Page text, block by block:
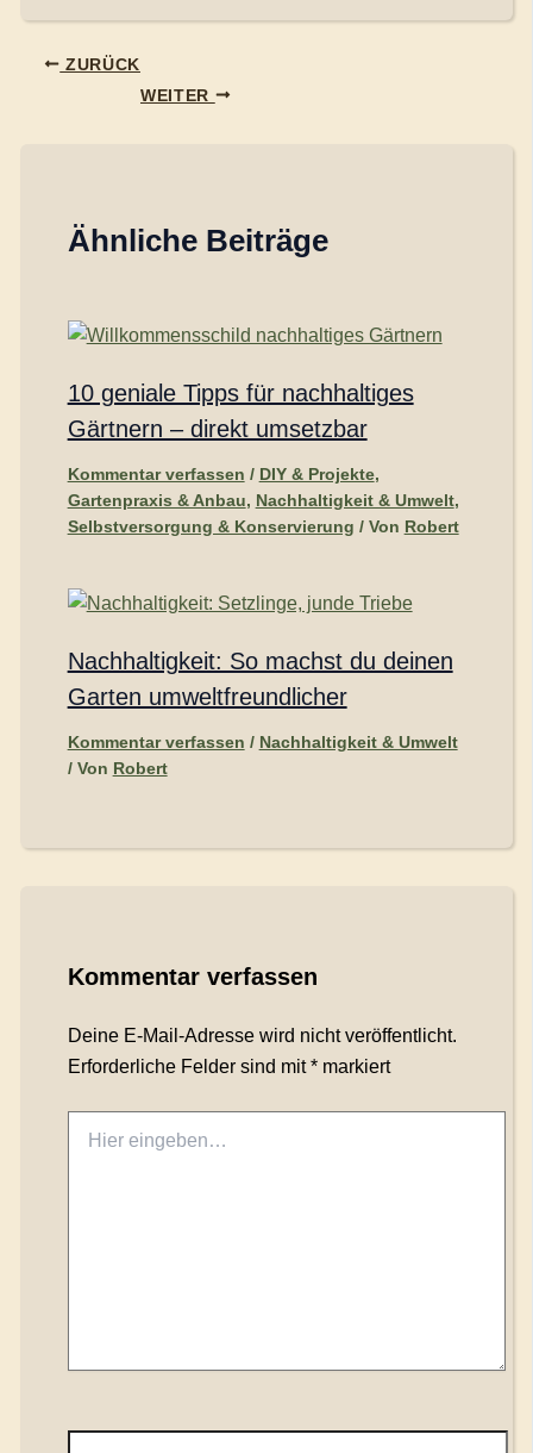
ZURÜCK
WEITER
Ähnliche Beiträge
10 geniale Tipps für nachhaltiges
Gärtnern – direkt umsetzbar
Kommentar verfassen / DIY & Projekte,
Gartenpraxis & Anbau, Nachhaltigkeit & Umwelt,
Selbstversorgung & Konservierung / Von Robert
Nachhaltigkeit: So machst du deinen
Garten umweltfreundlicher
Kommentar verfassen / Nachhaltigkeit & Umwelt
/ Von Robert
Kommentar verfassen
Deine E-Mail-Adresse wird nicht veröffentlicht.
Erforderliche Felder sind mit*markiert
eingeben…